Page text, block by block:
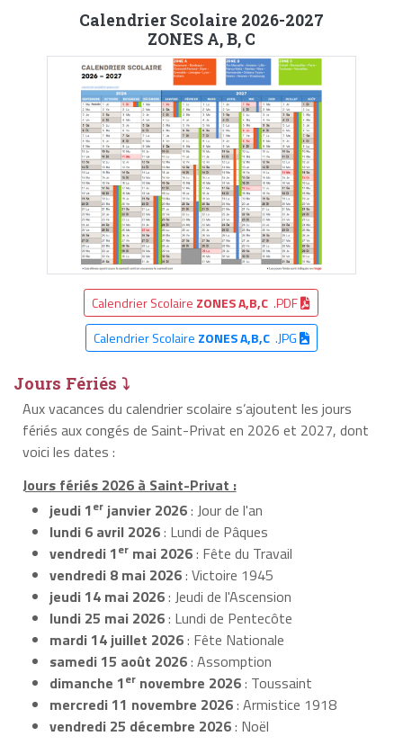
Calendrier Scolaire 2026-2027
ZONES A, B, C
Calendrier Scolaire ZONES A,B,C .PDF
Calendrier Scolaire ZONES A,B,C.JPG
Jours Fériés ⤵
Aux vacances du calendrier scolaire s’ajoutent les jours
fériés aux congés de Saint-Privat en 2026 et 2027, dont
voici les dates :
Jours fériés 2026 à Saint-Privat :
jeudi 1er janvier 2026: Jour de l'an
lundi 6 avril 2026: Lundi de Pâques
vendredi 1er mai 2026: Fête du Travail
vendredi 8 mai 2026: Victoire 1945
jeudi 14 mai 2026: Jeudi de l'Ascension
lundi 25 mai 2026: Lundi de Pentecôte
mardi 14 juillet 2026: Fête Nationale
samedi 15 août 2026: Assomption
dimanche 1er novembre 2026: Toussaint
mercredi 11 novembre 2026: Armistice 1918
vendredi 25 décembre 2026: Noël